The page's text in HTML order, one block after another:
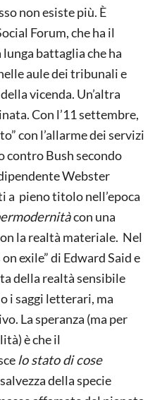
non esiste più. È
Forum, che ha il
battaglia che ha
aule dei tribunali e
vicenda. Un’altra
Con l’11 settembre,
con l’allarme dei servizi
contro Bush secondo
Webster
a pieno titolo nell’epoca
con una
la realtà materiale. Nel
exile” di Edward Said e
della realtà sensibile
i saggi letterari, ma
La speranza (ma per
è che il
lo stato di cose
della specie